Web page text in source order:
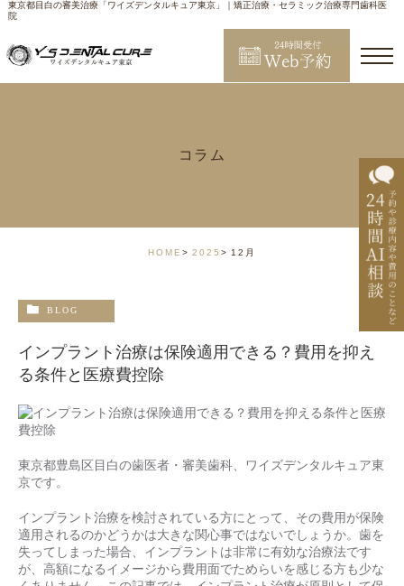
東京都目白の審美治療「ワイズデンタルキュア東京」｜矯正治療・セラミック治療専門歯科医
院
コラム
HOME 2025 12月
BLOG
インプラント治療は保険適用できる？費用を抑え
る条件と医療費控除
東京都豊島区目白の歯医者・審美歯科、ワイズデンタルキュア東
京です。
インプラント治療を検討されている方にとって、その費用が保険
適用されるのかどうかは大きな関心事ではないでしょうか。歯を
失ってしまった場合、インプラントは非常に有効な治療法です
が、高額になるイメージから費用面でためらいを感じる方も少な